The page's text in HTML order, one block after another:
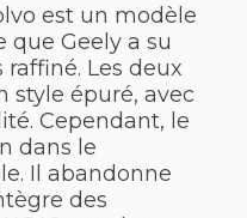
est un modèle
que Geely a su
raffiné. Les deux
style épuré, avec
Cependant, le
dans le
Il abandonne
des